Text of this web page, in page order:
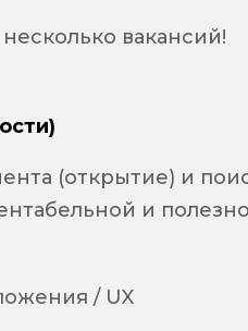
вакансий!
(открытие) и
и
/ UX